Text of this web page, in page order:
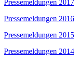
Pressemeldungen 2017
Pressemeldungen 2016
Pressemeldungen 2015
Pressemeldungen 2014